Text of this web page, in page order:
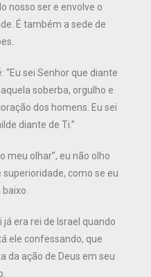
nosso ser e envolve o
É também a sede de
“Eu sei Senhor que diante
soberba, orgulho e
dos homens. Eu sei
diante de Ti.”
meu olhar”, eu não olho
como se eu
era rei de Israel quando
ele confessando, que
da ação de Deus em seu